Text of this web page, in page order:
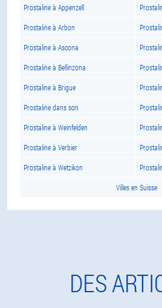
Prostaline à Appenzell
Prostaline à Arbon
Prostaline à Ascona
Prostaline à Bellinzona
Prostaline à Brigue
Prostaline dans son
Prostaline à Weinfelden
Prostaline à Verbier
Prostaline à Wetzikon
Villes en Suisse
DES